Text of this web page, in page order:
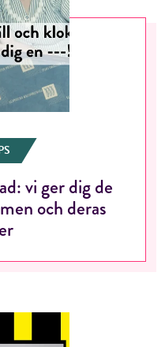
vi ger dig de
och deras